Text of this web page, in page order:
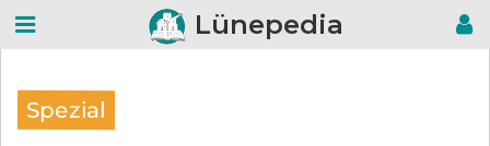
Lünepedia
Spezial